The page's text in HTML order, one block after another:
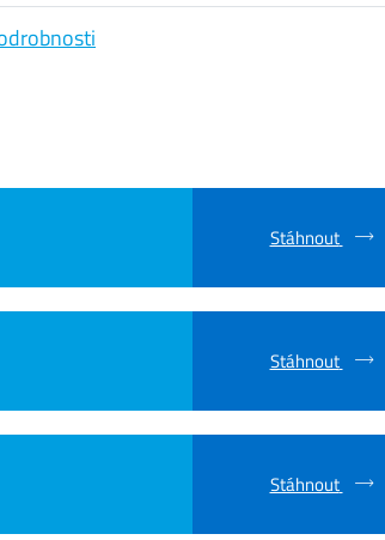
Stáhnout
Stáhnout
Stáhnout